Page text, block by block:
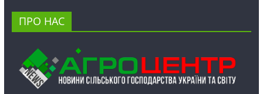
ПРО НАС